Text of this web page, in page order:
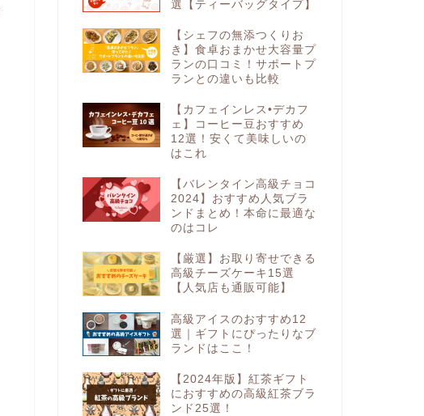
選【ティーバッグタイプ】
【シェフの無添つくりお
き】食卓おまかせ大容量プ
ランの口コミ！サポートプ
ランとの違いも比較
【カフェインレス•デカフ
ェ】コーヒー豆おすすめ
12選！安くて美味しいの
はこれ
【バレンタイン高級チョコ
2024】おすすめ人気ブラ
ンドまとめ！本命に最適な
のはコレ
【厳選】お取り寄せできる
高級チーズケーキ15選
【人気店も通販可能】
高級アイスのおすすめ12
選｜ギフトにぴったりなブ
ランドはここ！
【2024年版】紅茶ギフト
におすすめの高級紅茶ブラ
ンド25選！